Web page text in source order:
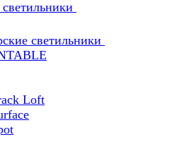
светильники
Loft